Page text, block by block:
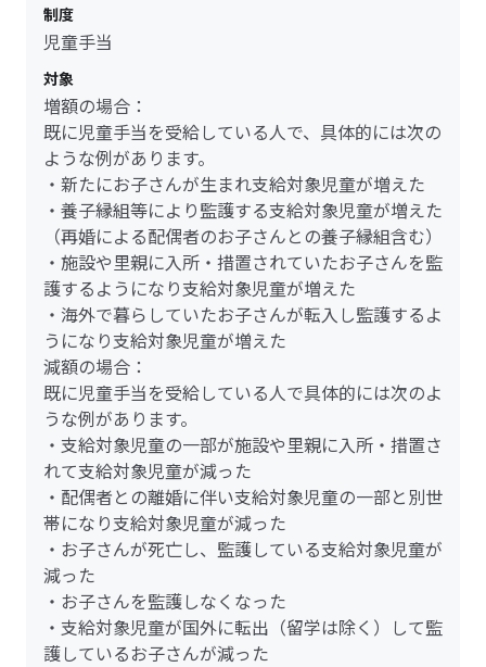
制度
児童手当
対象
増額の場合：
既に児童手当を受給している人で、具体的には次の
ような例があります。
・新たにお子さんが生まれ支給対象児童が増えた
・養子縁組等により監護する支給対象児童が増えた
（再婚による配偶者のお子さんとの養子縁組含む）
・施設や里親に入所・措置されていたお子さんを監
護するようになり支給対象児童が増えた
・海外で暮らしていたお子さんが転入し監護するよ
うになり支給対象児童が増えた
減額の場合：
既に児童手当を受給している人で具体的には次のよ
うな例があります。
・支給対象児童の一部が施設や里親に入所・措置さ
れて支給対象児童が減った
・配偶者との離婚に伴い支給対象児童の一部と別世
帯になり支給対象児童が減った
・お子さんが死亡し、監護している支給対象児童が
減った
・お子さんを監護しなくなった
・支給対象児童が国外に転出（留学は除く）して監
護しているお子さんが減った